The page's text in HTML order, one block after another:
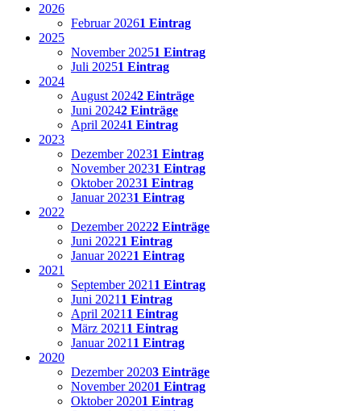
2026
Februar 20261 Eintrag
2025
November 20251 Eintrag
Juli 20251 Eintrag
2024
August 20242 Einträge
Juni 20242 Einträge
April 20241 Eintrag
2023
Dezember 20231 Eintrag
November 20231 Eintrag
Oktober 20231 Eintrag
Januar 20231 Eintrag
2022
Dezember 20222 Einträge
Juni 20221 Eintrag
Januar 20221 Eintrag
2021
September 2021 1 Eintrag
Juni 2021 1 Eintrag
April 2021 1 Eintrag
März 2021 1 Eintrag
Januar 2021 1 Eintrag
2020
Dezember 20203 Einträge
November 20201 Eintrag
Oktober 20201 Eintrag